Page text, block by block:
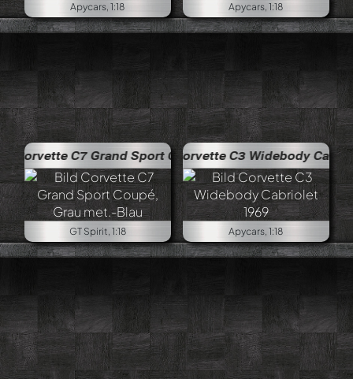
Apycars, 1:18 Apycars, 1:18
Sport Coupé, Grau met.-Blau
GT Spirit, 1:18
Corvette C3 Widebody Cabriolet 1969
Apycars, 1:18